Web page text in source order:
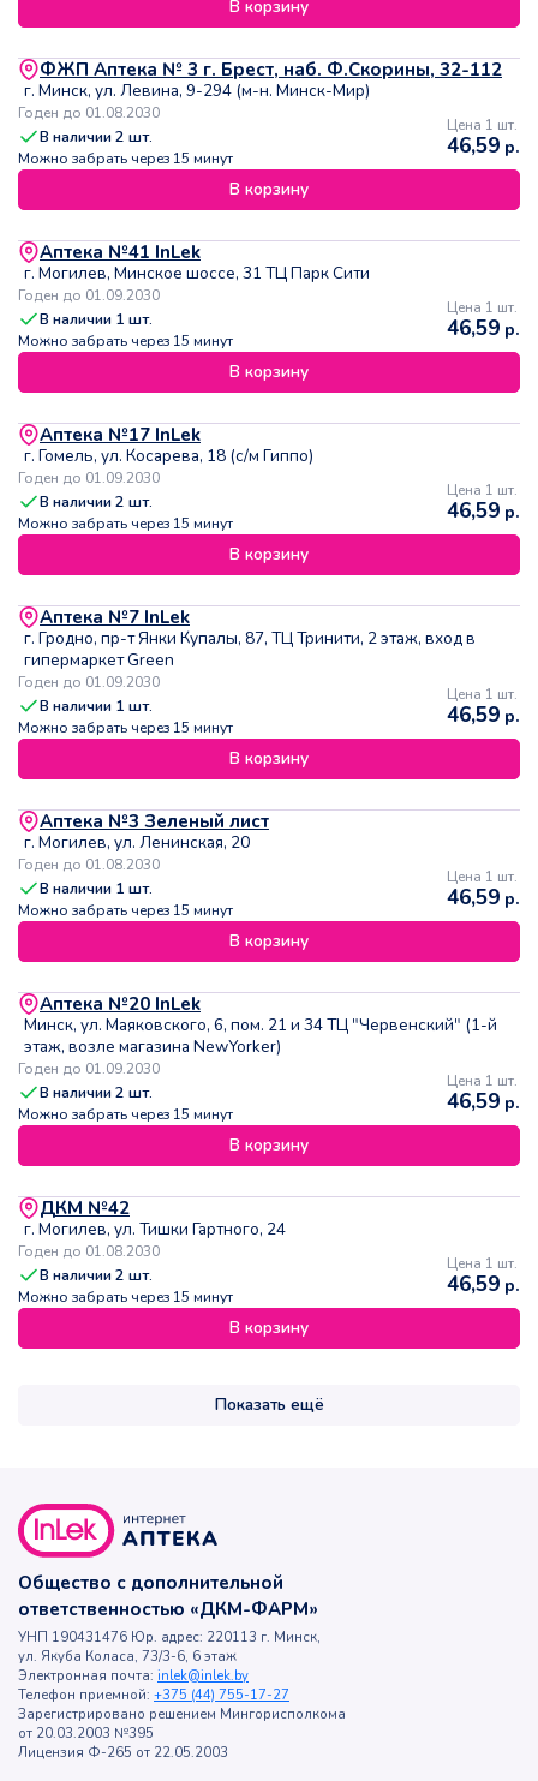
В корзину
ФЖП Аптека № 3 г. Брест, наб. Ф.Скорины, 32-112
г. Минск, ул. Левина, 9-294 (м-н. Минск-Мир)
Годен до 01.08.2030
В наличии2 шт.
Можно забрать через 15 минут
Цена 1 шт.
46,59 р.
В корзину
Аптека №41 InLek
г. Могилев, Минское шоссе, 31 ТЦ Парк Сити
Годен до 01.09.2030
В наличии 1 шт.
Можно забрать через 15 минут
Цена 1 шт.
46,59 р.
В корзину
Аптека №17 InLek
г. Гомель, ул. Косарева, 18 (с/м Гиппо)
Годен до 01.09.2030
В наличии2 шт.
Можно забрать через 15 минут
Цена 1 шт.
46,59 р.
В корзину
Аптека №7 InLek
г. Гродно, пр-т Янки Купалы, 87, ТЦ Тринити, 2 этаж, вход в
гипермаркет Green
Годен до 01.09.2030
В наличии 1 шт.
Можно забрать через 15 минут
Цена 1 шт.
46,59 р.
В корзину
Аптека №3 Зеленый лист
г. Могилев, ул. Ленинская, 20
Годен до 01.08.2030
В наличии 1 шт.
Можно забрать через 15 минут
Цена 1 шт.
46,59 р.
В корзину
Аптека №20 InLek
Минск, ул. Маяковского, 6, пом. 21 и 34 ТЦ "Червенский" (1-й
этаж, возле магазина NewYorker)
Годен до 01.09.2030
В наличии2 шт.
Можно забрать через 15 минут
Цена 1 шт.
46,59 р.
В корзину
ДКМ №42
г. Могилев, ул. Тишки Гартного, 24
Годен до 01.08.2030
В наличии2 шт.
Можно забрать через 15 минут
Цена 1 шт.
46,59 р.
В корзину
Показать ещё
Общество с дополнительной
ответственностью «ДКМ-ФАРМ»
УНП 190431476 Юр. адрес: 220113 г. Минск,
ул. Якуба Коласа, 73/3-6, 6 этаж
Электронная почта: inlek@inlek.by
Телефон приемной: +375 (44) 755-17-27
Зарегистрировано решением Мингорисполкома
от 20.03.2003 №395
Лицензия Ф-265 от 22.05.2003